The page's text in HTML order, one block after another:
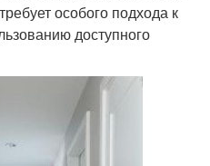
особого подхода к
доступного